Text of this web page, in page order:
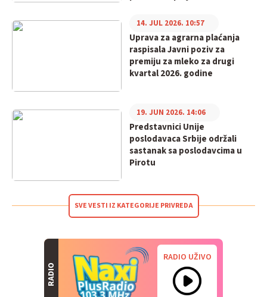
Uprava za agrarna plaćanja
raspisala Javni poziv za
premiju za mleko za drugi
kvartal 2026. godine
14. JUL 2026. 10:57
Predstavnici Unije
poslodavaca Srbije održali
sastanak sa poslodavcima u
Pirotu
19. JUN 2026. 14:06
SVE VESTI IZ KATEGORIJE PRIVREDA
RADIO
RADIO UŽIVO